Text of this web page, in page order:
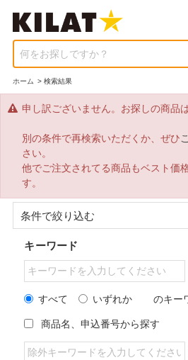
何をお探しですか？
ホーム > 検索結果
申し訳ございません。お探しの商品
別の条件で再検索いただくか、ぜひ
さい。
他でご注文されてる商品もベスト価
す。
条件で絞り込む
キーワード
すべて いずれか のキー
商品名、申込番号から探す